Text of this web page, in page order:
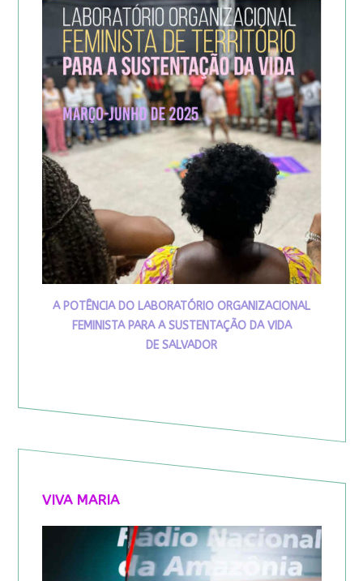
A POTÊNCIA DO LABORATÓRIO ORGANIZACIONAL
FEMINISTA PARA A SUSTENTAÇÃO DA VIDA
DE SALVADOR
VIVA MARIA